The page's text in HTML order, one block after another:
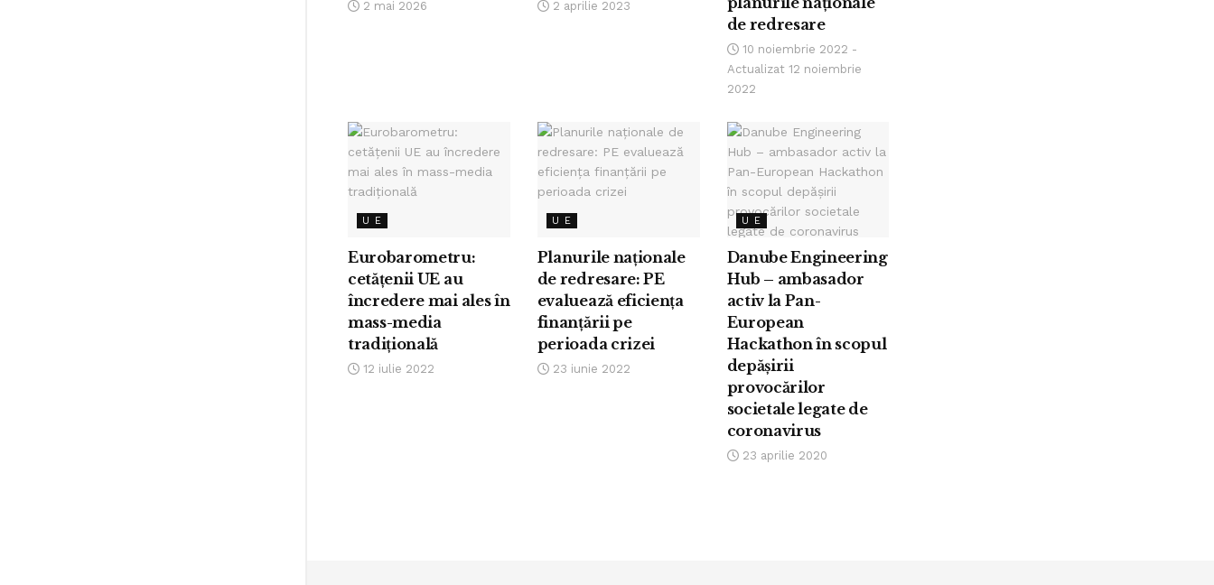
2 mai 2026 2 aprilie 2023
de redresare
10 noiembrie 2022 -
Actualizat 12 noiembrie
2022
U E
Eurobarometru:
cetățenii UE au
încredere mai ales în
mass-media
tradițională
12 iulie 2022
U E
Planurile naționale
de redresare: PE
evaluează eficiența
finanțării pe
perioada crizei
23 iunie 2022
U E
Danube Engineering
Hub – ambasador
activ la Pan-
European
Hackathon în scopul
depășirii
provocărilor
societale legate de
coronavirus
23 aprilie 2020